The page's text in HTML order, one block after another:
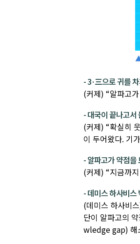
- 3·三으로 귀를
(커제) “알파고
- 대국이 끝나고서
(커제) “확실히
이 두어왔다. 기
- 알파고가 약점을
(커제) “지금까
- 데미스 하사비스
(데미스 하사비
단이 알파고의
wledge gap) 해